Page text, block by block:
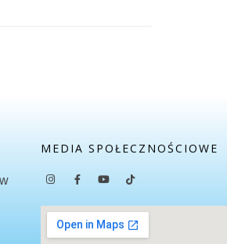
MEDIA SPOŁECZNOŚCIOWE